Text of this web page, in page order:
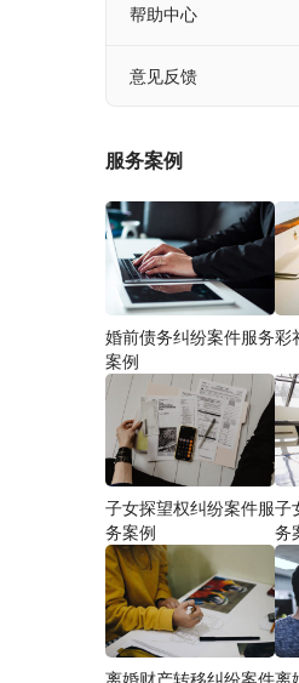
帮助中心
意见反馈
服务案例
婚前债务纠纷案件服务
案例
彩
子女探望权纠纷案件服
务案例
子
务